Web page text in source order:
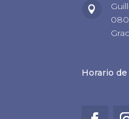

Horario de